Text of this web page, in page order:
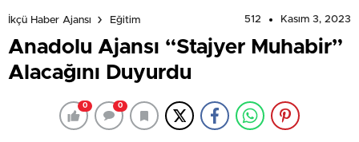
İkçü Haber Ajansı Eğitim 512 Kasım 3, 2023
Anadolu Ajansı “Stajyer Muhabir”
Alacağını Duyurdu
0 0